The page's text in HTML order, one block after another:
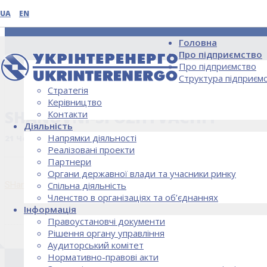
UA EN
Головна
Про підприємство
Про підприємство
Структура
Стратегія
Керівництво
Контакти
Діяльність
Напрямки діяльності
Реалізовані проекти
Партнери
Органи державної влади та учасники ринку
Спільна діяльність
Членство в організаціях та об’єднаннях
Інформація
Правоустановчі документи
Рішення органу управління
Аудиторський комітет
Нормативно-правові акти
НОВИНИ
SHANOVNI-SPOZHYVACHI1
21 Червня, 2022
SHanovni-spozhyvachi1